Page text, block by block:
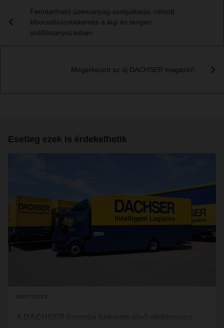
Fenntartható üzemanyag-szolgáltatás: célzott
kibocsátáscsökkentés a légi és tengeri
szállítmányozásban
Megérkezett az új DACHSER magazin!
Esetleg ezek is érdekelhetik
08/07/2023